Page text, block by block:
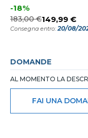
-18%
183,00 €149,99 €
Consegna entro:20/08/
DOMANDE
AL MOMENTO LA
FAI UNA